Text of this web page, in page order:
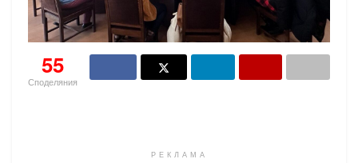
55
Споделяния
РЕКЛАМА